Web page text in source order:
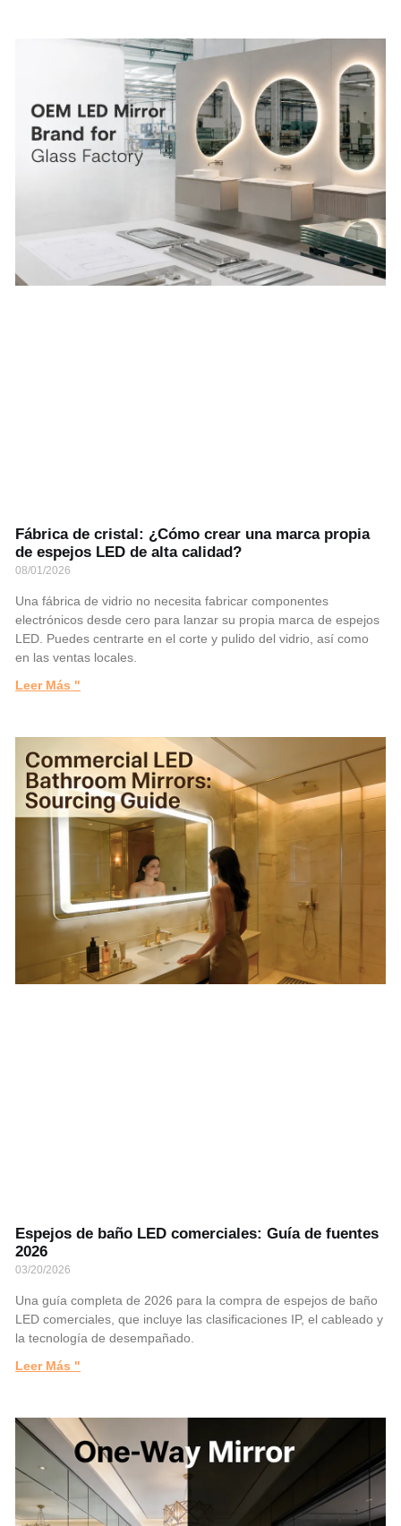
Fábrica de cristal: ¿Cómo crear una marca propia
de espejos LED de alta calidad?
08/01/2026
Una fábrica de vidrio no necesita fabricar componentes
electrónicos desde cero para lanzar su propia marca de espejos
LED. Puedes centrarte en el corte y pulido del vidrio, así como
en las ventas locales.
Leer Más "
Espejos de baño LED comerciales: Guía de fuentes
2026
03/20/2026
Una guía completa de 2026 para la compra de espejos de baño
LED comerciales, que incluye las clasificaciones IP, el cableado y
la tecnología de desempañado.
Leer Más "